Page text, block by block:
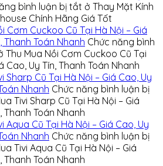
bình luận bị tắt ở Thay Mặt Kính
Chính Hãng Giá Tốt
Cơm Cuckoo Cũ Tại Hà Nội – Giá
Thanh Toán Nhanh Chức năng bình
Thu Mua Nồi Cơm Cuckoo Cũ Tại
Cao, Uy Tín, Thanh Toán Nhanh
Sharp Cũ Tại Hà Nội – Giá Cao, Uy
Nhanh Chức năng bình luận bị
Tivi Sharp Cũ Tại Hà Nội – Giá
Thanh Toán Nhanh
Aqua Cũ Tại Hà Nội – Giá Cao, Uy
Nhanh Chức năng bình luận bị
Tivi Aqua Cũ Tại Hà Nội – Giá
Thanh Toán Nhanh